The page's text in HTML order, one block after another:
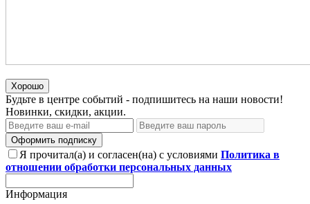
Хорошо
Будьте в центре событий - подпишитесь на наши новости!
Новинки, скидки, акции.
Оформить подписку
Я прочитал(а) и согласен(на) с условиями Политика в
отношении обработки персональных данных
Информация